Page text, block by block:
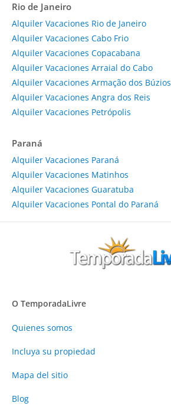
Rio de Janeiro
Alquiler Vacaciones Rio de Janeiro
Alquiler Vacaciones Cabo Frio
Alquiler Vacaciones Copacabana
Alquiler Vacaciones Arraial do Cabo
Alquiler Vacaciones Armação dos Búzios
Alquiler Vacaciones Angra dos Reis
Alquiler Vacaciones Petrópolis
Paraná
Alquiler Vacaciones Paraná
Alquiler Vacaciones Matinhos
Alquiler Vacaciones Guaratuba
Alquiler Vacaciones Pontal do Paraná
O TemporadaLivre
Quienes somos
Incluya su propiedad
Mapa del sitio
Blog